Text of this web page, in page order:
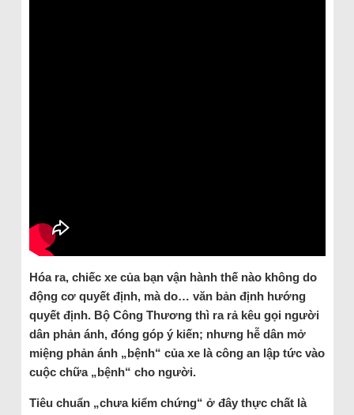
Hóa ra, chiếc xe của bạn vận hành thế nào không do
động cơ quyết định, mà do… văn bản định hướng
quyết định. Bộ Công Thương thì ra rả kêu gọi người
dân phản ánh, đóng góp ý kiến; nhưng hễ dân mở
miệng phản ánh „bệnh“ của xe là công an lập tức vào
cuộc chữa „bệnh“ cho người.
Tiêu chuẩn „chưa kiểm chứng“ ở đây thực chất là